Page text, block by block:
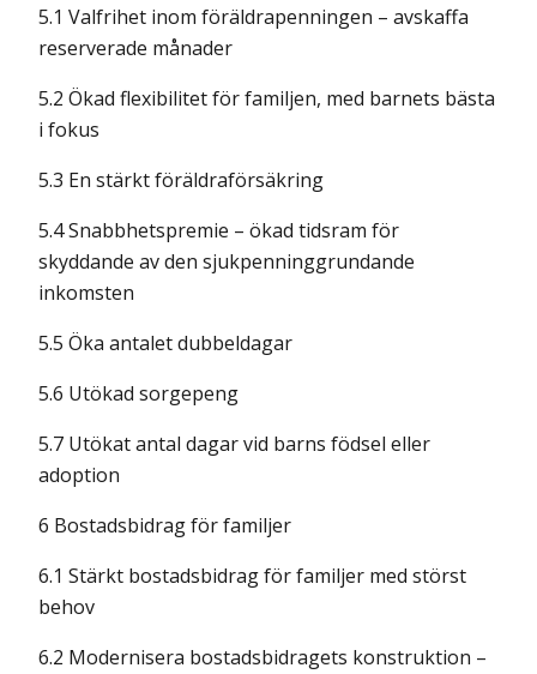
5.1 Valfrihet inom föräldrapenningen – avskaffa
reserverade månader
5.2 Ökad flexibilitet för familjen, med barnets bästa
i fokus
5.3 En stärkt föräldraförsäkring
5.4 Snabbhetspremie – ökad tidsram för
skyddande av den sjukpenninggrundande
inkomsten
5.5 Öka antalet dubbeldagar
5.6 Utökad sorgepeng
5.7 Utökat antal dagar vid barns födsel eller
adoption
6 Bostadsbidrag för familjer
6.1 Stärkt bostadsbidrag för familjer med störst
behov
6.2 Modernisera bostadsbidragets konstruktion –